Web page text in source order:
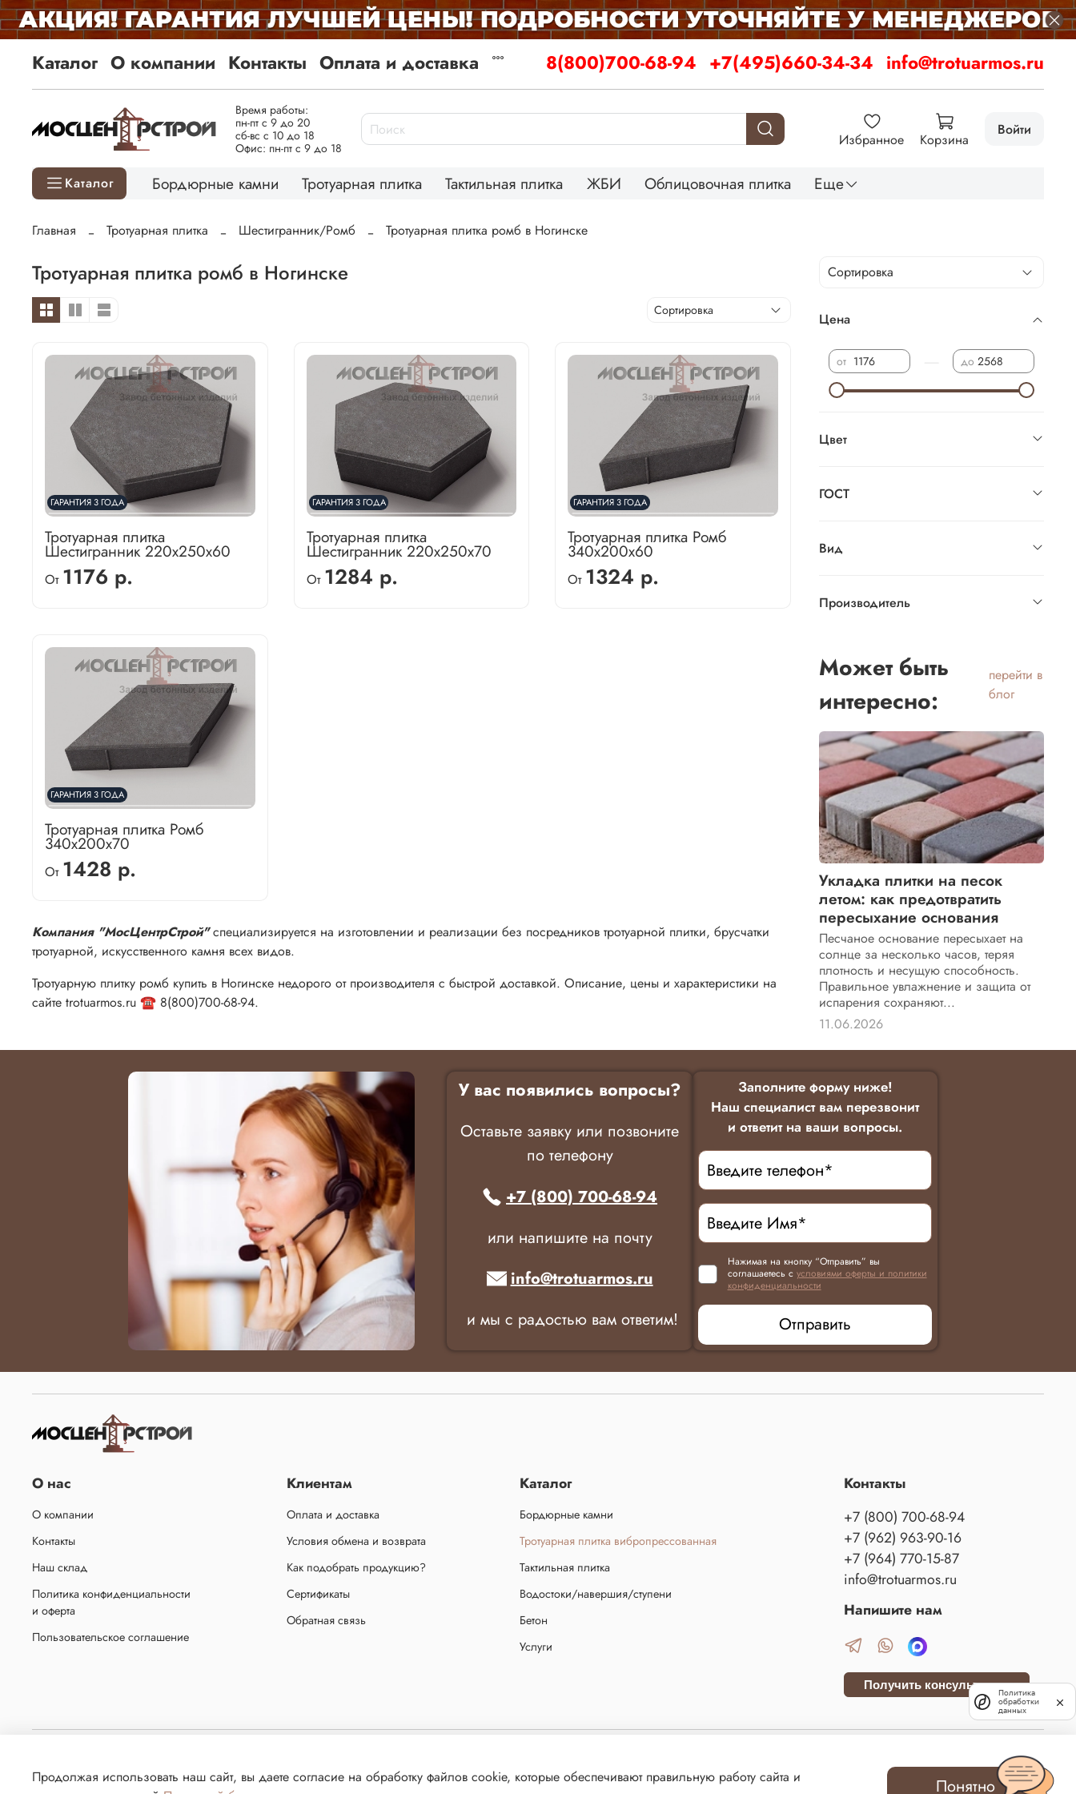
Каталог О компании Контакты Оплата и доставка 8(800)700-68-94 +7(495)660-34-34 info@trotuarmos.ru
Время работы:
пн-пт с 9 до 20
сб-вс с 10 до 18
Офис: пн-пт с 9 до 18
Избранное Корзина
Войти
Каталог Бордюрные камни Тротуарная плитка Тактильная плитка ЖБИ Облицовочная плитка Еще
Главная Тротуарная плитка Шестигранник/Ромб Тротуарная плитка ромб в Ногинске
Тротуарная плитка ромб в Ногинске
ГАРАНТИЯ 3 ГОДА
Тротуарная плитка
Шестигранник 220х250х60
От 1176 р.
ГАРАНТИЯ 3 ГОДА
Тротуарная плитка
Шестигранник 220х250х70
От 1284 р.
ГАРАНТИЯ 3 ГОДА
Тротуарная плитка Ромб
340х200х60
От 1324 р.
ГАРАНТИЯ 3 ГОДА
Тротуарная плитка Ромб
340х200х70
От 1428 р.
Компания "МосЦентрСтрой"специализируется на изготовлении и реализации без посредников тротуарной плитки, брусчатки
тротуарной, искусственного камня всех видов.
Тротуарную плитку ромб купить в Ногинске недорого от производителя с быстрой доставкой. Описание, цены и характеристики на
сайте trotuarmos.ru ☎️ 8(800)700-68-94.
Цена
от до
Цвет
ГОСТ
Вид
Производитель
Может быть
интересно:
перейти в
блог
Укладка плитки на песок
летом: как предотвратить
пересыхание основания
Песчаное основание пересыхает на
солнце за несколько часов, теряя
плотность и несущую способность.
Правильное увлажнение и защита от
испарения сохраняют...
11.06.2026
У вас появились вопросы?
Оставьте заявку или позвоните
по телефону
+7 (800) 700-68-94
или напишите на почту
info@trotuarmos.ru
и мы с радостью вам ответим!
Заполните форму ниже!
Наш специалист вам перезвонит
и ответит на ваши вопросы.
Нажимая на кнопку “Отправить” вы
соглашаетесь с условиями оферты и политики
конфиденциальности
Отправить
О нас
О компании
Контакты
Наш склад
Политика конфиденциальности
и оферта
Пользовательское соглашение
Клиентам
Оплата и доставка
Условия обмена и возврата
Как подобрать продукцию?
Сертификаты
Обратная связь
Каталог
Бордюрные камни
Тротуарная плитка вибропрессованная
Тактильная плитка
Водостоки/навершия/ступени
Бетон
Услуги
Контакты
+7 (800) 700-68-94
+7 (962) 963-90-16
+7 (964) 770-15-87
info@trotuarmos.ru
Напишите нам
Получить консультацию
Копирование материалов с сайта без письменного разрешения администрации запрещено! Сайт не является публичной офертой, определяемой положениями статьи 437 ч.2 гражданского кодекса Российской Федерации. Сайт использует файлы cookies и сервис
сбора технических данных его посетителей. Продолжая использовать данный ресурс, Вы автоматически соглашаетесь с использованием данных технологий. ВСЕ ПРАВА ЗАЩИЩЕНЫ.
Продолжая использовать наш сайт, вы даете согласие на обработку файлов cookie, которые обеспечивают правильную работу сайта и
Понятно
Политика
обработки
данных